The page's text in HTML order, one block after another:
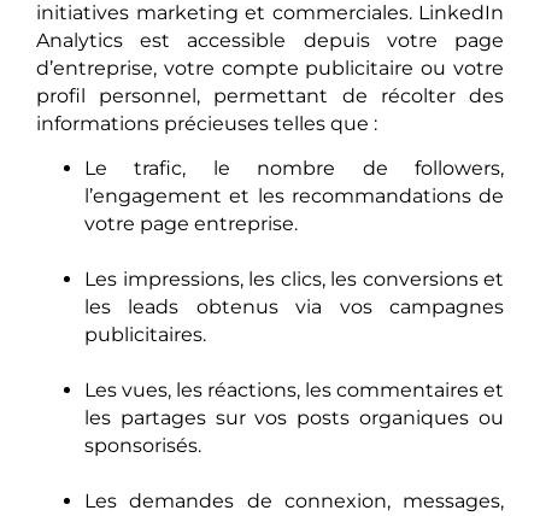
initiatives marketing et commerciales. LinkedIn
Analytics est accessible depuis votre page
d’entreprise, votre compte publicitaire ou votre
profil personnel, permettant de récolter des
informations précieuses telles que :
Le trafic, le nombre de followers,
l’engagement et les recommandations de
votre page entreprise.
Les impressions, les clics, les conversions et
les leads obtenus via vos campagnes
publicitaires.
Les vues, les réactions, les commentaires et
les partages sur vos posts organiques ou
sponsorisés.
Les demandes de connexion, messages,